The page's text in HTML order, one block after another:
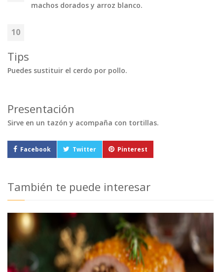
machos dorados y arroz blanco.
Tips
Puedes sustituir el cerdo por pollo.
Presentación
Sirve en un tazón y acompaña con tortillas.
Facebook Twitter Pinterest
También te puede interesar